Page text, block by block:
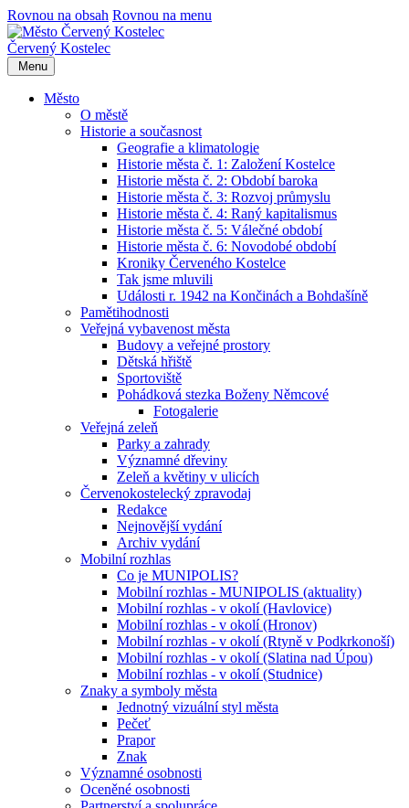
Rovnou na obsah Rovnou na menu
Červený Kostelec
Menu
Město
O městě
Historie a současnost
Geografie a klimatologie
Historie města č. 1: Založení Kostelce
Historie města č. 2: Období baroka
Historie města č. 3: Rozvoj průmyslu
Historie města č. 4: Raný kapitalismus
Historie města č. 5: Válečné období
Historie města č. 6: Novodobé období
Kroniky Červeného Kostelce
Tak jsme mluvili
Události r. 1942 na Končinách a Bohdašíně
Pamětihodnosti
Veřejná vybavenost města
Budovy a veřejné prostory
Dětská hřiště
Sportoviště
Pohádková stezka Boženy Němcové
Fotogalerie
Veřejná zeleň
Parky a zahrady
Významné dřeviny
Zeleň a květiny v ulicích
Červenokostelecký zpravodaj
Redakce
Nejnovější vydání
Archiv vydání
Mobilní rozhlas
Co je MUNIPOLIS?
Mobilní rozhlas - MUNIPOLIS (aktuality)
Mobilní rozhlas - v okolí (Havlovice)
Mobilní rozhlas - v okolí (Hronov)
Mobilní rozhlas - v okolí (Rtyně v Podkrkonoší)
Mobilní rozhlas - v okolí (Slatina nad Úpou)
Mobilní rozhlas - v okolí (Studnice)
Znaky a symboly města
Jednotný vizuální styl města
Pečeť
Prapor
Znak
Významné osobnosti
Oceněné osobnosti